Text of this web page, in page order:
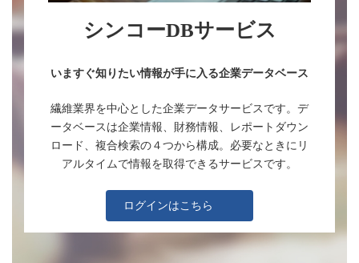
シンコーDBサービス
いますぐ知りたい情報が手に入る企業データベース
繊維業界を中心とした企業データサービスです。デ
ータベースは企業情報、財務情報、レポートダウン
ロード、複合検索の４つから構成。必要なときにリ
アルタイムで情報を取得できるサービスです。
ログインはこちら